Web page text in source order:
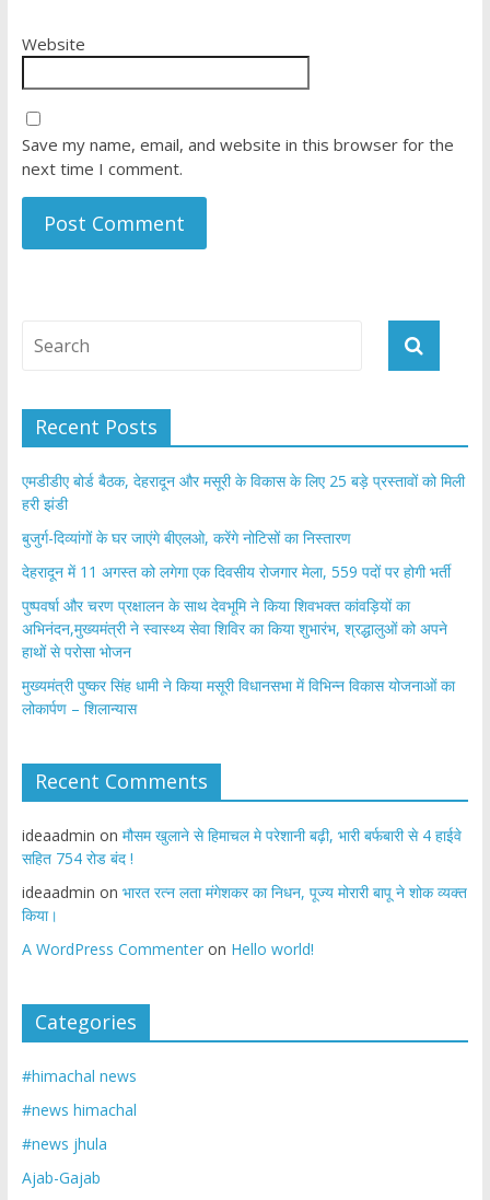
Website
Save my name, email, and website in this browser for the
next time I comment.
Recent Posts
एमडीडीए बोर्ड बैठक, देहरादून और मसूरी के विकास के लिए 25 बड़े प्रस्तावों को मिली
हरी झंडी
बुजुर्ग-दिव्यांगों के घर जाएंगे बीएलओ, करेंगे नोटिसों का निस्तारण
​देहरादून में 11 अगस्त को लगेगा एक दिवसीय रोजगार मेला, 559 पदों पर होगी भर्ती
पुष्पवर्षा और चरण प्रक्षालन के साथ देवभूमि ने किया शिवभक्त कांवड़ियों का
अभिनंदन,मुख्यमंत्री ने स्वास्थ्य सेवा शिविर का किया शुभारंभ, श्रद्धालुओं को अपने
हाथों से परोसा भोजन
मुख्यमंत्री पुष्कर सिंह धामी ने किया मसूरी विधानसभा में विभिन्न विकास योजनाओं का
लोकार्पण – शिलान्यास
Recent Comments
ideaadmin on मौसम खुलाने से हिमाचल मे परेशानी बढ़ी, भारी बर्फबारी से 4 हाईवे
सहित 754 रोड बंद !
ideaadmin on भारत रत्न लता मंगेशकर का निधन, पूज्य मोरारी बापू ने शोक व्यक्त
किया।
A WordPress Commenteron Hello world!
Categories
#himachal news
#news himachal
#news jhula
Ajab-Gajab